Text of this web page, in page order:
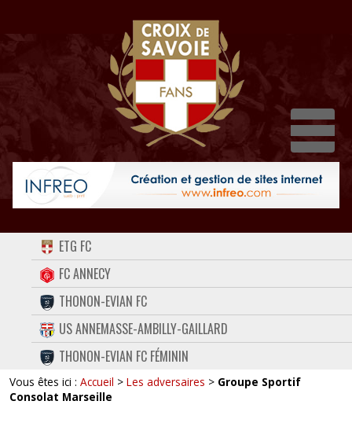
ACCUEIL
FORUM
CONTACT
FACEBOOK
TWITTER
INSTAGRAM
ETG FC
FC ANNECY
THONON-EVIAN FC
US ANNEMASSE-AMBILLY-GAILLARD
THONON-EVIAN FC FÉMININ
Vous êtes ici : Accueil > Les adversaires > Groupe Sportif
Consolat Marseille